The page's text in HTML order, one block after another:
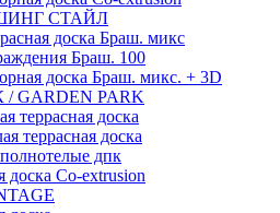
СТАЙЛ
доска Браш. микс
Браш. 100
доска Браш. микс. + 3D
GARDEN PARK
террасная доска
террасная доска
дпк
доска Co-extrusion